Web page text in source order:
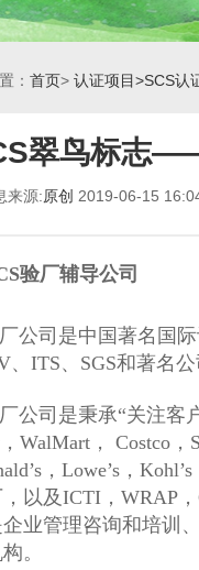
： 首页> 认证项目>SCS认
翠鸟标志
来源:原创 2019-06-15
验厂辅导公司
厂公司是中国著名国
、ITS、SGS和著名
公司是秉承“关注客
WalMart， Costco，
，Lowe’s，
以及ICTI，WRAP
业管理咨询和培训
。